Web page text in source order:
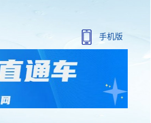
手机版